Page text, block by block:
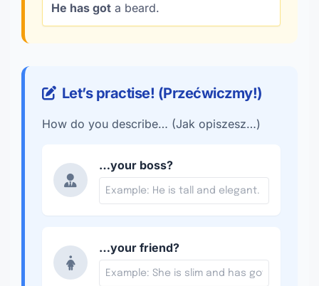
He has got a beard.
Let’s practise! (Przećwiczmy!)
How do you describe… (Jak opiszesz…)
…your boss?
…your friend?